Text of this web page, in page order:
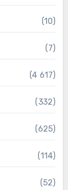
(10)
(7)
(4 617)
(332)
(625)
(114)
(52)